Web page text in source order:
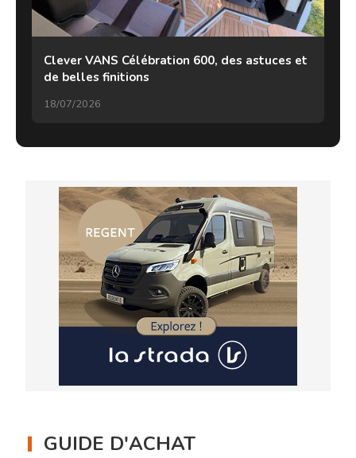
Clever VANS Célébration 600, des astuces et
de belles finitions
18/07/2026
GUIDE D'ACHAT